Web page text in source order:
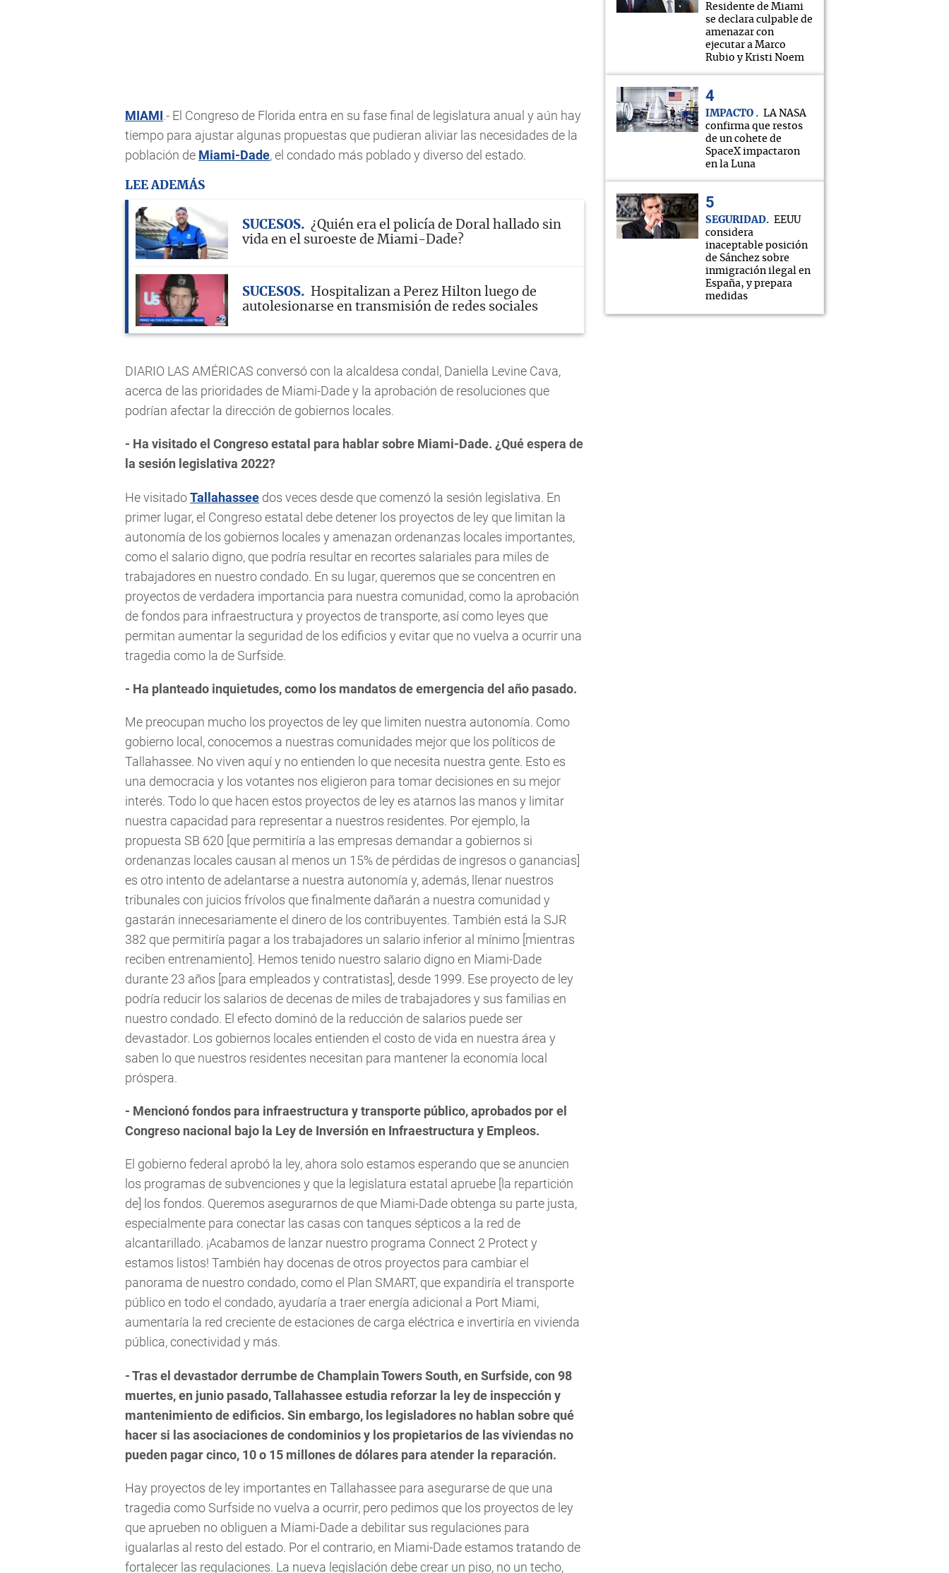
MIAMI.- El Congreso de Florida entra en su fase final de legislatura anual y aún hay
tiempo para ajustar algunas propuestas que pudieran aliviar las necesidades de la
población de Miami-Dade, el condado más poblado y diverso del estado.
LEE ADEMÁS
SUCESOS
¿Quién era el policía de Doral hallado sin
vida en el suroeste de Miami-Dade?
SUCESOS
Hospitalizan a Perez Hilton luego de
autolesionarse en transmisión de redes sociales
DIARIO LAS AMÉRICAS conversó con la alcaldesa condal, Daniella Levine Cava,
acerca de las prioridades de Miami-Dade y la aprobación de resoluciones que
podrían afectar la dirección de gobiernos locales.
- Ha visitado el Congreso estatal para hablar sobre Miami-Dade. ¿Qué espera de
la sesión legislativa 2022?
He visitadoTallahassee dos veces desde que comenzó la sesión legislativa. En
primer lugar, el Congreso estatal debe detener los proyectos de ley que limitan la
autonomía de los gobiernos locales y amenazan ordenanzas locales importantes,
como el salario digno, que podría resultar en recortes salariales para miles de
trabajadores en nuestro condado. En su lugar, queremos que se concentren en
proyectos de verdadera importancia para nuestra comunidad, como la aprobación
de fondos para infraestructura y proyectos de transporte, así como leyes que
permitan aumentar la seguridad de los edificios y evitar que no vuelva a ocurrir una
tragedia como la de Surfside.
- Ha planteado inquietudes, como los mandatos de emergencia del año pasado.
Me preocupan mucho los proyectos de ley que limiten nuestra autonomía. Como
gobierno local, conocemos a nuestras comunidades mejor que los políticos de
Tallahassee. No viven aquí y no entienden lo que necesita nuestra gente. Esto es
una democracia y los votantes nos eligieron para tomar decisiones en su mejor
interés. Todo lo que hacen estos proyectos de ley es atarnos las manos y limitar
nuestra capacidad para representar a nuestros residentes. Por ejemplo, la
propuesta SB 620 [que permitiría a las empresas demandar a gobiernos si
ordenanzas locales causan al menos un 15% de pérdidas de ingresos o ganancias]
es otro intento de adelantarse a nuestra autonomía y, además, llenar nuestros
tribunales con juicios frívolos que finalmente dañarán a nuestra comunidad y
gastarán innecesariamente el dinero de los contribuyentes. También está la SJR
382 que permitiría pagar a los trabajadores un salario inferior al mínimo [mientras
reciben entrenamiento]. Hemos tenido nuestro salario digno en Miami-Dade
durante 23 años [para empleados y contratistas], desde 1999. Ese proyecto de ley
podría reducir los salarios de decenas de miles de trabajadores y sus familias en
nuestro condado. El efecto dominó de la reducción de salarios puede ser
devastador. Los gobiernos locales entienden el costo de vida en nuestra área y
saben lo que nuestros residentes necesitan para mantener la economía local
próspera.
- Mencionó fondos para infraestructura y transporte público, aprobados por el
Congreso nacional bajo la Ley de Inversión en Infraestructura y Empleos.
El gobierno federal aprobó la ley, ahora solo estamos esperando que se anuncien
los programas de subvenciones y que la legislatura estatal apruebe [la repartición
de] los fondos. Queremos asegurarnos de que Miami-Dade obtenga su parte justa,
especialmente para conectar las casas con tanques sépticos a la red de
alcantarillado. ¡Acabamos de lanzar nuestro programa Connect 2 Protect y
estamos listos! También hay docenas de otros proyectos para cambiar el
panorama de nuestro condado, como el Plan SMART, que expandiría el transporte
público en todo el condado, ayudaría a traer energía adicional a Port Miami,
aumentaría la red creciente de estaciones de carga eléctrica e invertiría en vivienda
pública, conectividad y más.
- Tras el devastador derrumbe de Champlain Towers South, en Surfside, con 98
muertes, en junio pasado, Tallahassee estudia reforzar la ley de inspección y
mantenimiento de edificios. Sin embargo, los legisladores no hablan sobre qué
hacer si las asociaciones de condominios y los propietarios de las viviendas no
pueden pagar cinco, 10 o 15 millones de dólares para atender la reparación.
Hay proyectos de ley importantes en Tallahassee para asegurarse de que una
tragedia como Surfside no vuelva a ocurrir, pero pedimos que los proyectos de ley
que aprueben no obliguen a Miami-Dade a debilitar sus regulaciones para
igualarlas al resto del estado. Por el contrario, en Miami-Dade estamos tratando de
fortalecer las regulaciones. La nueva legislación debe crear un piso, no un techo,
Residente de Miami
se declara culpable de
amenazar con
ejecutar a Marco
Rubio y Kristi Noem
IMPACTO
LA NASA
confirma que restos
de un cohete de
SpaceX impactaron
en la Luna
SEGURIDAD
EEUU
considera
inaceptable posición
de Sánchez sobre
inmigración ilegal en
España, y prepara
medidas